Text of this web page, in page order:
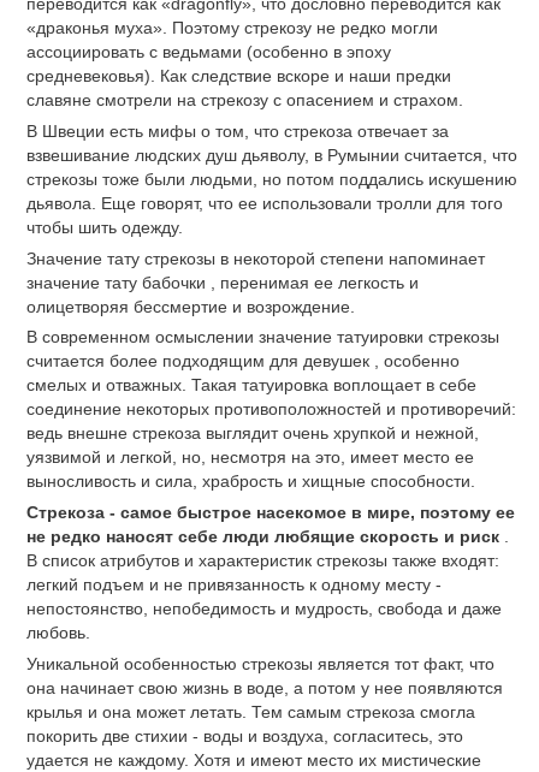
«драконья муха». Поэтому стрекозу не редко могли
ассоциировать с ведьмами (особенно в эпоху
средневековья). Как следствие вскоре и наши предки
славяне смотрели на стрекозу с опасением и страхом.
В Швеции есть мифы о том, что стрекоза отвечает за
взвешивание людских душ дьяволу, в Румынии считается, что
стрекозы тоже были людьми, но потом поддались искушению
дьявола. Еще говорят, что ее использовали тролли для того
чтобы шить одежду.
Значение тату стрекозы в некоторой степени напоминает
значение тату бабочки , перенимая ее легкость и
олицетворяя бессмертие и возрождение.
В современном осмыслении значение татуировки стрекозы
считается более подходящим для девушек , особенно
смелых и отважных. Такая татуировка воплощает в себе
соединение некоторых противоположностей и противоречий:
ведь внешне стрекоза выглядит очень хрупкой и нежной,
уязвимой и легкой, но, несмотря на это, имеет место ее
выносливость и сила, храбрость и хищные способности.
Стрекоза - самое быстрое насекомое в мире, поэтому ее
не редко наносят себе люди любящие скорость и риск
В список атрибутов и характеристик стрекозы также входят:
легкий подъем и не привязанность к одному месту -
непостоянство, непобедимость и мудрость, свобода и даже
любовь.
Уникальной особенностью стрекозы является тот факт, что
она начинает свою жизнь в воде, а потом у нее появляются
крылья и она может летать. Тем самым стрекоза смогла
покорить две стихии - воды и воздуха, согласитесь, это
удается не каждому. Хотя и имеют место их мистические